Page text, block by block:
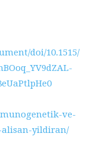
doi/10.1515/
ve-
yildiran/